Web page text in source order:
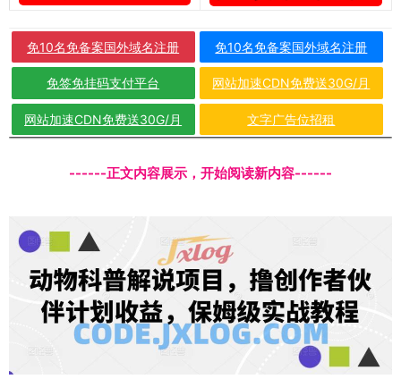
免10名免备案国外域名注册 免10名免备案国外域名注册
免签免挂码支付平台 网站加速CDN免费送30G/月
网站加速CDN免费送30G/月 文字广告位招租
------正文内容展示，开始阅读新内容------